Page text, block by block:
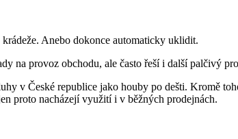
Anebo dokonce automaticky uklidit.
na provoz obchodu, ale často řeší i další palčivý
v České republice jako houby po dešti. Kromě
proto nacházejí využití i v běžných prodejnách.